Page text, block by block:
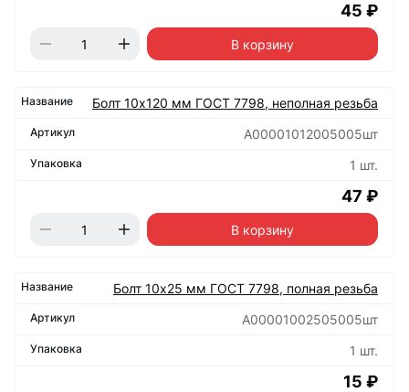
45 ₽
В корзину
Болт 10х120 мм ГОСТ 7798, неполная резьба
А00001012005005шт
1 шт.
47 ₽
В корзину
Болт 10х25 мм ГОСТ 7798, полная резьба
А00001002505005шт
1 шт.
15 ₽